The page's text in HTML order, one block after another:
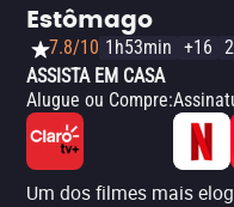
Estômago
7.8/10 1h53min +16
ASSISTA EM CASA
Alugue ou Compre:
Um dos filmes mais